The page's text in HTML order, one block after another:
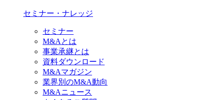
セミナー・ナレッジ
セミナー
M&Aとは
事業承継とは
資料ダウンロード
M&Aマガジン
業界別のM&A動向
M&Aニュース